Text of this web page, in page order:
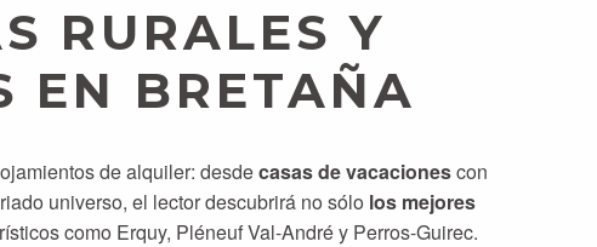
RURALES Y
EN BRETAÑA
de alquiler: desdecasas de vacacionescon
universo, el lector descubrirá no sólo los mejores
como Erquy, Pléneuf Val-André y Perros-Guirec.